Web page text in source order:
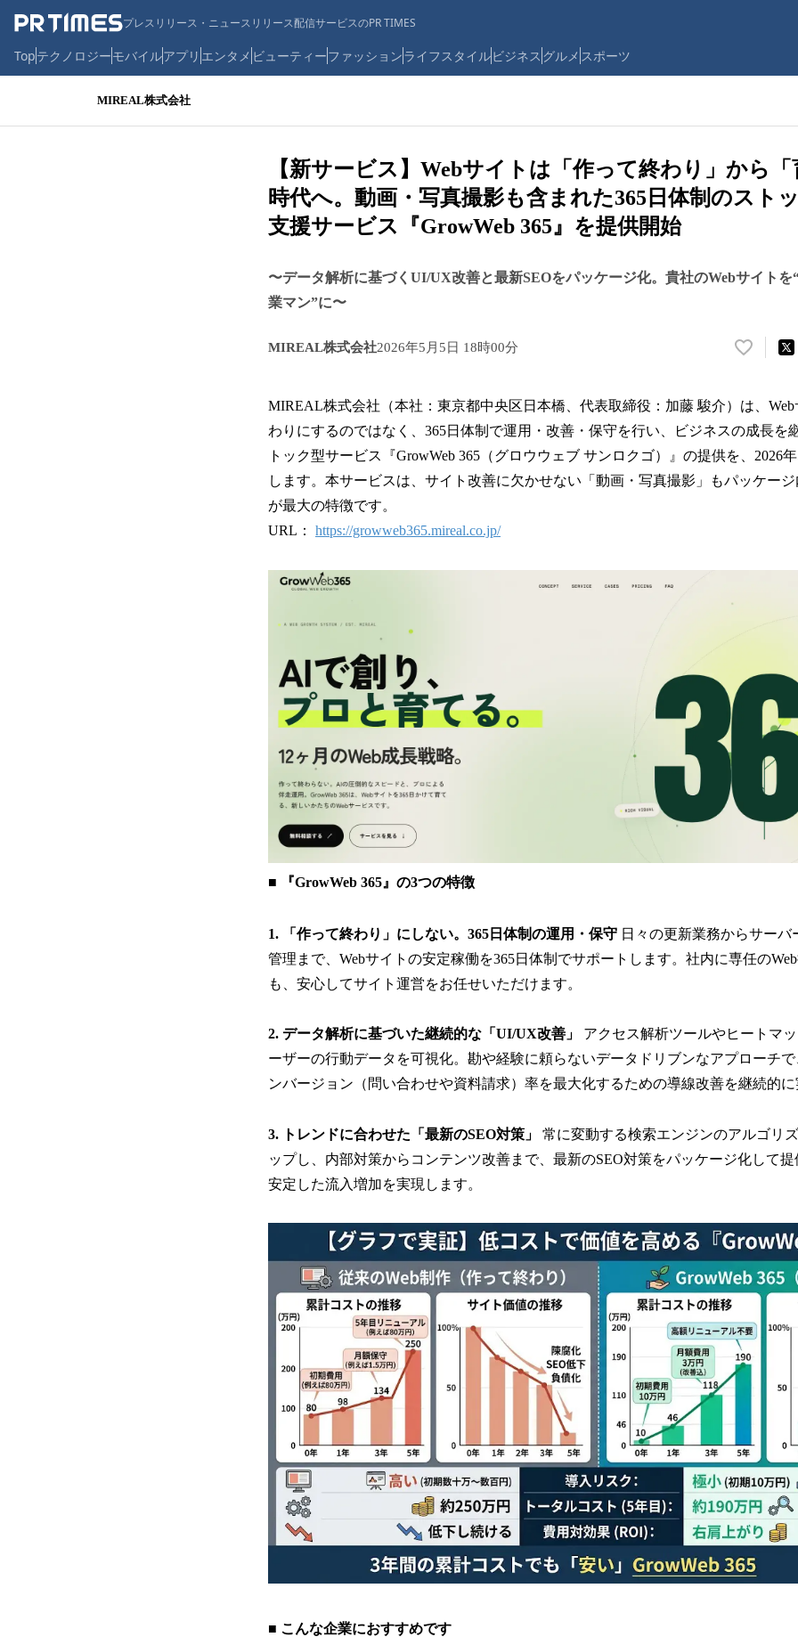
プレスリリース・ニュースリリース配信サービスのPR TIMES
Topテクノロジーモバイルアプリ エンタメ ビューティーファッションライフスタイルビジネス グルメ スポーツ
MIREAL株式会社
【新サービス】Webサイトは「作って終わり」から
時代へ。動画・写真撮影も含まれた365日体制のスト
支援サービス『GrowWeb 365』を提供開始
〜データ解析に基づくUI/UX改善と最新SEOをパッケージ化。貴社のWebサイトを
業マン”に〜
MIREAL株式会社2026年5月5日 18時00分
い
！
数
を
み
MIREAL株式会社（本社：東京都中央区日本橋、代表取締役：加藤 駿介）は、
わりにするのではなく、365日体制で運用・改善・保守を行い、ビジネスの成長を
トック型サービス『GrowWeb 365（グロウウェブ サンロクゴ）』の提供を、2026
します。本サービスは、サイト改善に欠かせない「動画・写真撮影」もパッケー
が最大の特徴です。
URL： https://growweb365.mireal.co.jp/
■ 『GrowWeb 365』の3つの特徴
1. 「作って終わり」にしない。365日体制の運用・保守 日々の更新業務からサー
管理まで、Webサイトの安定稼働を365日体制でサポートします。社内に専任の
も、安心してサイト運営をお任せいただけます。
2. データ解析に基づいた継続的な「UI/UX改善」
アクセス解析ツールやヒートマ
ーザーの行動データを可視化。勘や経験に頼らないデータドリブンなアプローチ
ンバージョン（問い合わせや資料請求）率を最大化するための導線改善を継続的
3. トレンドに合わせた「最新のSEO対策」
常に変動する検索エンジンのアルゴリ
ップし、内部対策からコンテンツ改善まで、最新のSEO対策をパッケージ化して
安定した流入増加を実現します。
■ こんな企業におすすめです